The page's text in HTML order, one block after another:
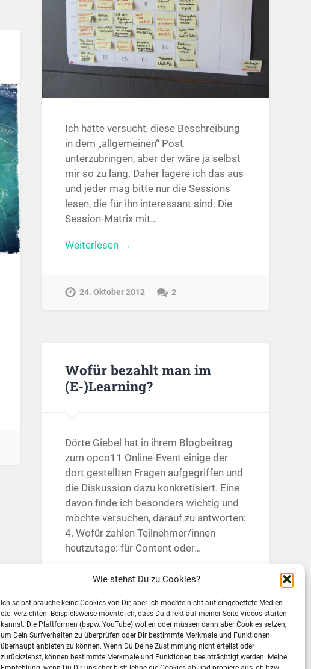
Wie stehst Du zu Cookies?
Ich selbst brauche keine Cookies von Dir, aber ich möchte nicht auf eingebettete Medien
etc. verzichten. Beispielsweise möchte ich, dass Du direkt auf meiner Seite Videos starten
kannst. Die Plattformen (bspw. YouTube) wollen oder müssen dann aber Cookies setzen,
um Dein Surfverhalten zu überprüfen oder Dir bestimmte Merkmale und Funktionen
überhaupt anbieten zu können. Wenn Du Deine Zustimmung nicht erteilst oder
zurückziehst, können bestimmte Merkmale und Funktionen beeinträchtigt werden. Meine
Ich hatte versucht, diese Beschreibung
in dem „allgemeinen“ Post
unterzubringen, aber der wäre ja selbst
mir so zu lang. Daher lagere ich das aus
und jeder mag bitte nur die Sessions
lesen, die für ihn interessant sind. Die
Session-Matrix mit…
Weiterlesen →
24. Oktober 2012 2
Wofür bezahlt man im
(E-)Learning?
Dörte Giebel hat in ihrem Blogbeitrag
zum opco11 Online-Event einige der
dort gestellten Fragen aufgegriffen und
die Diskussion dazu konkretisiert. Eine
davon finde ich besonders wichtig und
möchte versuchen, darauf zu antworten:
4. Wofür zahlen Teilnehmer/innen
heutzutage: für Content oder…
Weiterlesen →
26. Mai 2011 11